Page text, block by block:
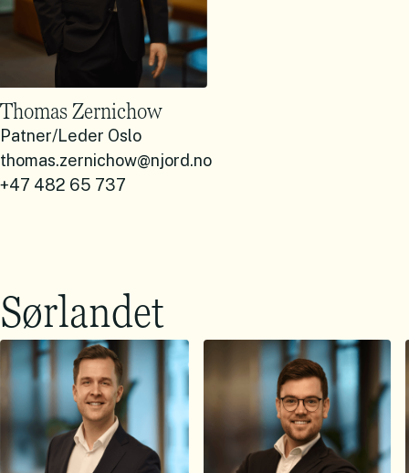
Thomas Zernichow
Patner/Leder Oslo
thomas.zernichow@njord.no
+47 482 65 737
Sørlandet